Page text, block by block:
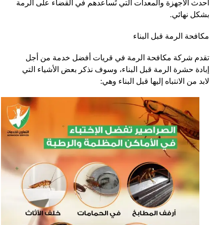
أحدث الأجهزة والمعدات التي تُساعدهم في القضاء على الرمة
بشكل نهائي.
مكافحة الرمة قبل البناء
تقدم شركة مكافحة الرمة في قريات أفضل خدمة من أجل
إبادة حشرة الرمة قبل البناء، وسوف نذكر بعض الأشياء التي
لابد من الانتباه إليها قبل البناء وهي: